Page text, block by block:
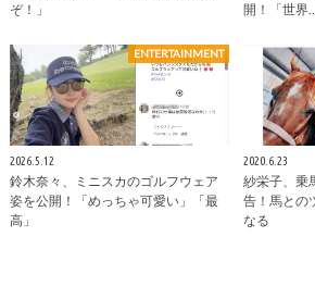
ぞ！」
開！「世界
ENTERTAINMENT
2026.5.12
鈴木奈々、ミニスカのゴルフウェア
姿を公開！「めっちゃ可愛い」「最
高」
2020.6.23
紗栄子、乗
告！馬との
なる